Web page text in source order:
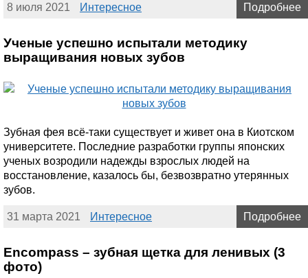
8 июля 2021 Интересное Подробнее
Ученые успешно испытали методику
выращивания новых зубов
Зубная фея всё-таки существует и живет она в Киотском
университете. Последние разработки группы японских
ученых возродили надежды взрослых людей на
восстановление, казалось бы, безвозвратно утерянных
зубов.
31 марта 2021 Интересное Подробнее
Encompass – зубная щетка для ленивых (3
фото)